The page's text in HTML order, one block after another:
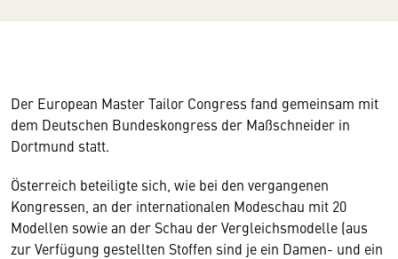
Der European Master Tailor Congress fand gemeinsam mit
dem Deutschen Bundeskongress der Maßschneider in
Dortmund statt.
Österreich beteiligte sich, wie bei den vergangenen
Kongressen, an der internationalen Modeschau mit 20
Modellen sowie an der Schau der Vergleichsmodelle (aus
zur Verfügung gestellten Stoffen sind je ein Damen- und ein